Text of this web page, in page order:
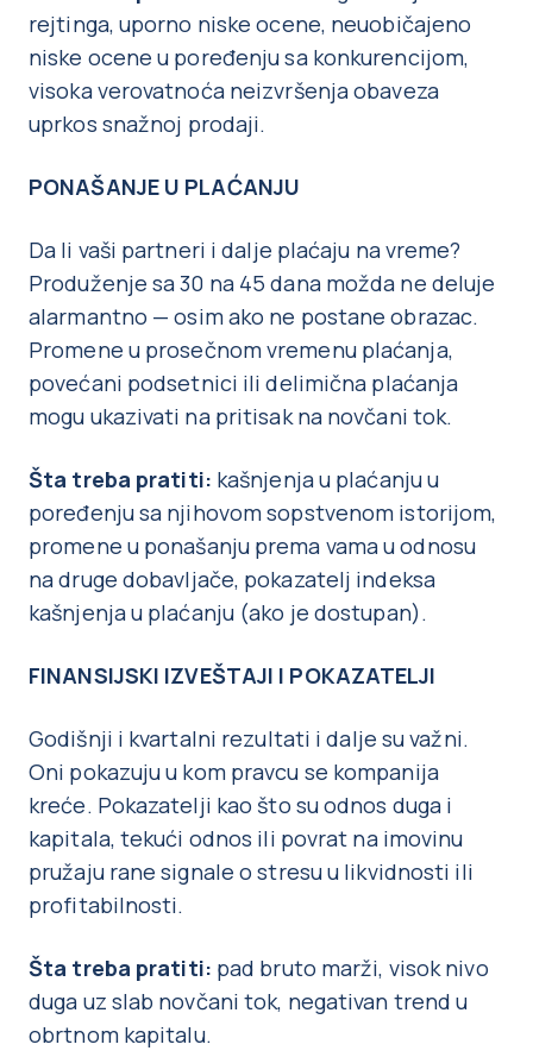
rejtinga, uporno niske ocene, neuobičajeno
niske ocene u poređenju sa konkurencijom,
visoka verovatnoća neizvršenja obaveza
uprkos snažnoj prodaji.
PONAŠANJE U PLAĆANJU
Da li vaši partneri i dalje plaćaju na vreme?
Produženje sa 30 na 45 dana možda ne deluje
alarmantno — osim ako ne postane obrazac.
Promene u prosečnom vremenu plaćanja,
povećani podsetnici ili delimična plaćanja
mogu ukazivati na pritisak na novčani tok.
Šta treba pratiti: kašnjenja u plaćanju u
poređenju sa njihovom sopstvenom istorijom,
promene u ponašanju prema vama u odnosu
na druge dobavljače, pokazatelj indeksa
kašnjenja u plaćanju (ako je dostupan).
FINANSIJSKI IZVEŠTAJI I POKAZATELJI
Godišnji i kvartalni rezultati i dalje su važni.
Oni pokazuju u kom pravcu se kompanija
kreće. Pokazatelji kao što su odnos duga i
kapitala, tekući odnos ili povrat na imovinu
pružaju rane signale o stresu u likvidnosti ili
profitabilnosti.
Šta treba pratiti: pad bruto marži, visok nivo
duga uz slab novčani tok, negativan trend u
obrtnom kapitalu.